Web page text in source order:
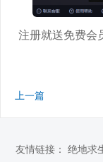
注册就送免费会
上一篇
友情链接： 绝地求